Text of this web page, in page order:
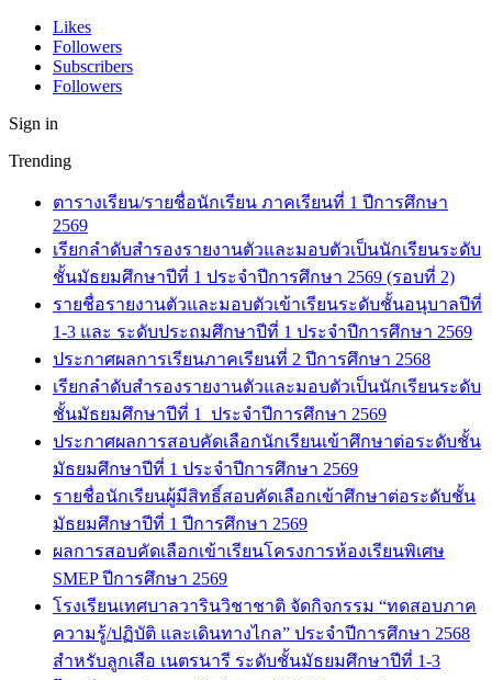
Likes
Followers
Subscribers
Followers
Sign in
Trending
ตารางเรียน/รายชื่อนักเรียน ภาคเรียนที่ 1 ปีการศึกษา
2569
เรียกลำดับสำรองรายงานตัวและมอบตัวเป็นนักเรียนระดับ
ชั้นมัธยมศึกษาปีที่ 1 ประจำปีการศึกษา 2569 (รอบที่ 2)
รายชื่อรายงานตัวและมอบตัวเข้าเรียนระดับชั้นอนุบาลปีที่
1-3 และ ระดับประถมศึกษาปีที่ 1 ประจำปีการศึกษา 2569
ประกาศผลการเรียนภาคเรียนที่ 2 ปีการศึกษา 2568
เรียกลำดับสำรองรายงานตัวและมอบตัวเป็นนักเรียนระดับ
ชั้นมัธยมศึกษาปีที่ 1 ประจำปีการศึกษา 2569
ประกาศผลการสอบคัดเลือกนักเรียนเข้าศึกษาต่อระดับชั้น
มัธยมศึกษาปีที่ 1 ประจำปีการศึกษา 2569
รายชื่อนักเรียนผู้มีสิทธิ์สอบคัดเลือกเข้าศึกษาต่อระดับชั้น
มัธยมศึกษาปีที่ 1 ปีการศึกษา 2569
ผลการสอบคัดเลือกเข้าเรียนโครงการห้องเรียนพิเศษ
SMEP ปีการศึกษา 2569
โรงเรียนเทศบาลวารินวิชาชาติ จัดกิจกรรม “ทดสอบภาค
ความรู้/ปฏิบัติ และเดินทางไกล” ประจำปีการศึกษา 2568
สำหรับลูกเสือ เนตรนารี ระดับชั้นมัธยมศึกษาปีที่ 1-3